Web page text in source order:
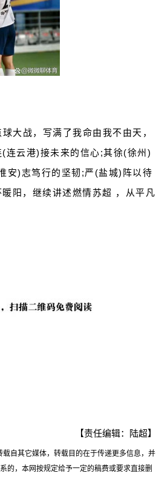
大战，写满了我命由我不由天，
连云港)接未来的信心;其徐(徐州)
安)志笃行的坚韧;严(盐城)阵以待
阳，继续讲述燃情苏超 ，从平凡
【责任编辑：陆超】
自其它媒体，转载目的在于传递更多信息，并
的，本网按规定给予一定的稿费或要求直接删